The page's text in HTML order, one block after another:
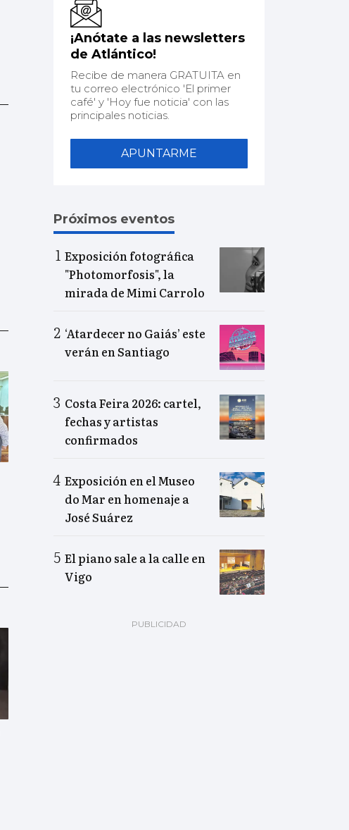
¡Anótate a las newsletters
de Atlántico!
Recibe de manera GRATUITA en
tu correo electrónico 'El primer
café' y 'Hoy fue noticia' con las
principales noticias.
APUNTARME
Próximos eventos
Exposición fotográfica
"Photomorfosis", la
mirada de Mimi Carrolo
‘Atardecer no Gaiás’ este
verán en Santiago
Costa Feira 2026: cartel,
fechas y artistas
confirmados
Exposición en el Museo
do Mar en homenaje a
José Suárez
El piano sale a la calle en
Vigo